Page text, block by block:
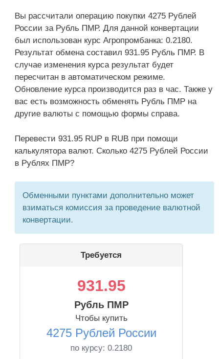
Вы рассчитали операцию покупки 4275 Рублей
России за Рубль ПМР. Для данной конвертации
был использован курс Агропромбанка: 0.2180.
Результат обмена составил 931.95 Рубль ПМР. В
случае изменения курса результат будет
пересчитан в автоматическом режиме.
Обновление курса производится раз в час. Также у
вас есть возможность обменять Рубль ПМР на
другие валюты с помощью формы справа.
Перевести 931.95 RUP в RUB при помощи
калькулятора валют. Сколько 4275 Рублей России
в Рублях ПМР?
Обменными пунктами дополнительно может
взиматься комиссия за проведение валютной
конвертации.
Требуется
931.95
Рубль ПМР
Чтобы купить
4275 Рублей России
по курсу: 0.2180